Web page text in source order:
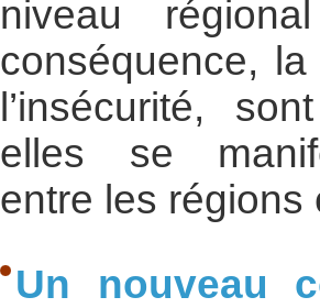
niveau
conséquence,
l’insécurité,
elles se
entre les régions
Un nouveau